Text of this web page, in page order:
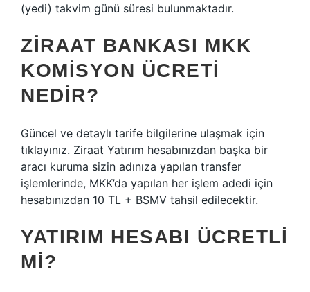
(yedi) takvim günü süresi bulunmaktadır.
ZIRAAT BANKASI MKK
KOMISYON ÜCRETI
NEDIR?
Güncel ve detaylı tarife bilgilerine ulaşmak için
tıklayınız. Ziraat Yatırım hesabınızdan başka bir
aracı kuruma sizin adınıza yapılan transfer
işlemlerinde, MKK’da yapılan her işlem adedi için
hesabınızdan 10 TL + BSMV tahsil edilecektir.
YATIRIM HESABI ÜCRETLI
MI?